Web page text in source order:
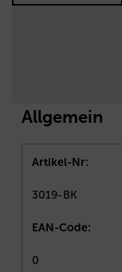
Allgemein
Artikel-Nr:
3019-BK
EAN-Code:
0